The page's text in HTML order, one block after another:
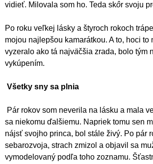
vidieť. Milovala som ho. Teda skôr svoju
Po roku veľkej lásky a štyroch rokoch
mojou najlepšou kamarátkou. A to, hoci to
vyzeralo ako tá najväčšia zrada, bolo tým
vykúpením.
Všetky sny sa plnia
Pár rokov som neverila na lásku a mala
sa niekomu ďalšiemu. Napriek tomu sen
nájsť svojho princa, bol stále živý. Po pár
sebarozvoja, strach zmizol a objavil sa
vymodelovaný podľa toho zoznamu.